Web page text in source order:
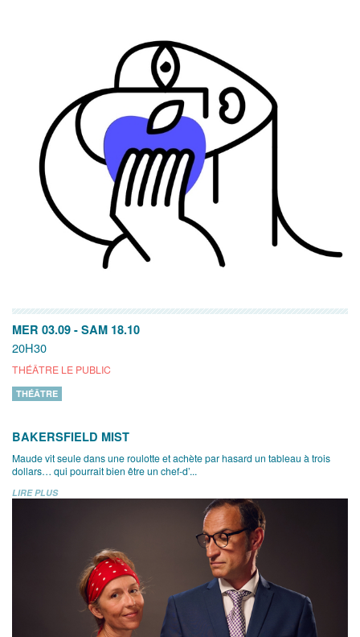
MER 03.09 - SAM 18.10
20H30
THÉÂTRE LE PUBLIC
THÉÂTRE
BAKERSFIELD MIST
Maude vit seule dans une roulotte et achète par hasard un tableau à trois
dollars… qui pourrait bien être un chef-d’...
LIRE PLUS